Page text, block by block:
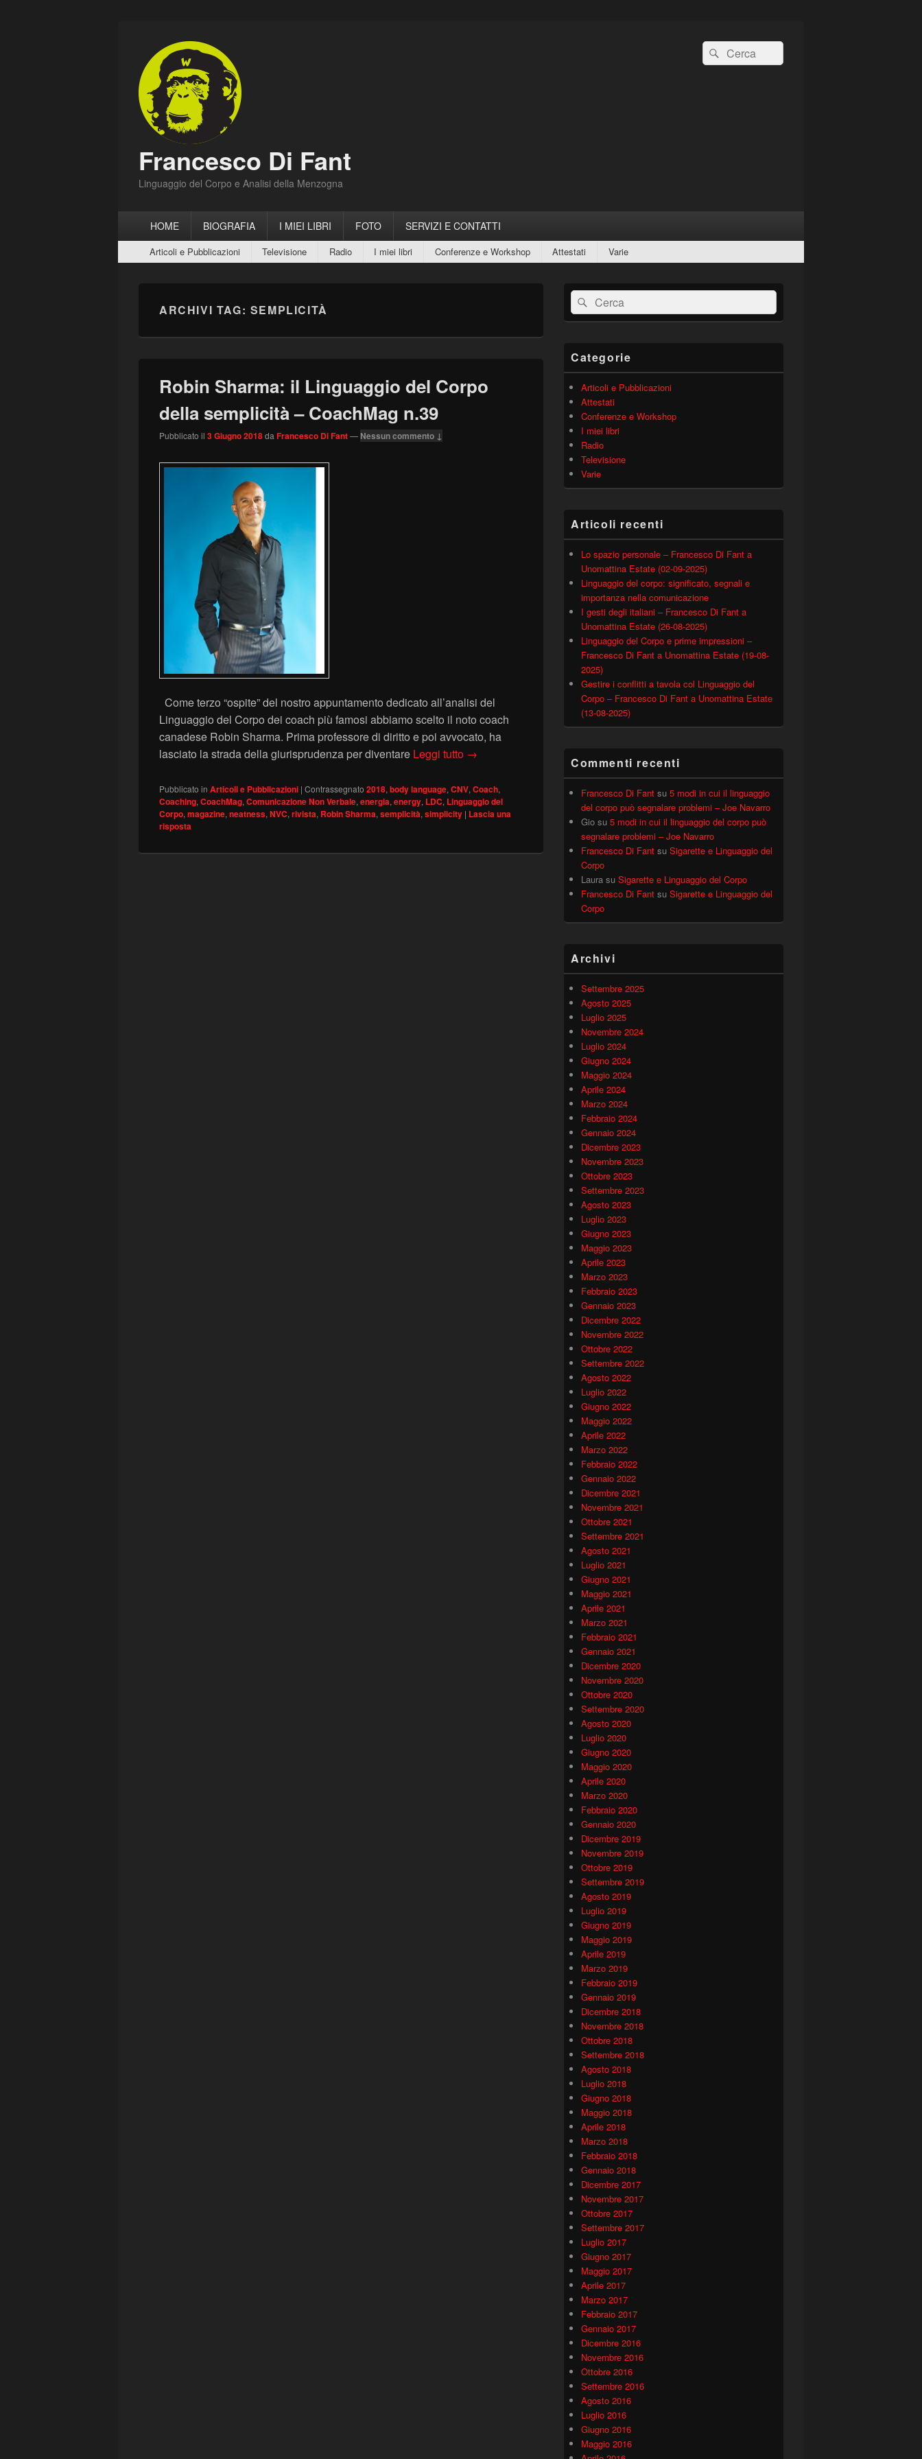
Francesco Di Fant
Linguaggio del Corpo e Analisi della Menzogna
Cerca:Cerca
principaleHOME BIOGRAFIA I MIEI LIBRI FOTO SERVIZI E CONTATTI
secondario
Articoli e Pubblicazioni Televisione Radio I miei libri Conferenze e Workshop Attestati Varie
ARCHIVI TAG: SEMPLICITÀ
Robin Sharma: il Linguaggio del Corpo
della semplicità – CoachMag n.39
Pubblicato il 3 Giugno 2018da Francesco Di Fant— Nessun commento ↓
Come terzo “ospite” del nostro appuntamento dedicato all’analisi del
Linguaggio del Corpo dei coach più famosi abbiamo scelto il noto coach
canadese Robin Sharma. Prima professore di diritto e poi avvocato, ha
lasciato la strada della giurisprudenza per diventare Leggi tutto Robin Sharma: il Linguaggio del Corpo della semplicità – CoachMag n.39
→
Pubblicato in Articoli e Pubblicazioni | Contrassegnato 2018, body language, CNV, Coach,
Coaching, CoachMag, Comunicazione Non Verbale, energia, energy, LDC, Linguaggio del
Corpo, magazine, neatness, NVC, rivista, Robin Sharma, semplicità, simplicity | Lascia una
risposta
Area
widget
barra
laterale
Cerca:Cerca
Categorie
Articoli e Pubblicazioni
Attestati
Conferenze e Workshop
I miei libri
Radio
Televisione
Varie
Articoli recenti
Lo spazio personale – Francesco Di Fant a
Unomattina Estate (02-09-2025)
Linguaggio del corpo: significato, segnali e
importanza nella comunicazione
I gesti degli italiani – Francesco Di Fant a
Unomattina Estate (26-08-2025)
Linguaggio del Corpo e prime impressioni –
Francesco Di Fant a Unomattina Estate (19-08-
2025)
Gestire i conflitti a tavola col Linguaggio del
Corpo – Francesco Di Fant a Unomattina Estate
(13-08-2025)
Commenti recenti
Francesco Di Fant su 5 modi in cui il linguaggio
del corpo può segnalare problemi – Joe Navarro
Gio su 5 modi in cui il linguaggio del corpo può
segnalare problemi – Joe Navarro
Francesco Di Fant su Sigarette e Linguaggio del
Corpo
Laura su Sigarette e Linguaggio del Corpo
Francesco Di Fant su Sigarette e Linguaggio del
Corpo
Archivi
Settembre 2025
Agosto 2025
Luglio 2025
Novembre 2024
Luglio 2024
Giugno 2024
Maggio 2024
Aprile 2024
Marzo 2024
Febbraio 2024
Gennaio 2024
Dicembre 2023
Novembre 2023
Ottobre 2023
Settembre 2023
Agosto 2023
Luglio 2023
Giugno 2023
Maggio 2023
Aprile 2023
Marzo 2023
Febbraio 2023
Gennaio 2023
Dicembre 2022
Novembre 2022
Ottobre 2022
Settembre 2022
Agosto 2022
Luglio 2022
Giugno 2022
Maggio 2022
Aprile 2022
Marzo 2022
Febbraio 2022
Gennaio 2022
Dicembre 2021
Novembre 2021
Ottobre 2021
Settembre 2021
Agosto 2021
Luglio 2021
Giugno 2021
Maggio 2021
Aprile 2021
Marzo 2021
Febbraio 2021
Gennaio 2021
Dicembre 2020
Novembre 2020
Ottobre 2020
Settembre 2020
Agosto 2020
Luglio 2020
Giugno 2020
Maggio 2020
Aprile 2020
Marzo 2020
Febbraio 2020
Gennaio 2020
Dicembre 2019
Novembre 2019
Ottobre 2019
Settembre 2019
Agosto 2019
Luglio 2019
Giugno 2019
Maggio 2019
Aprile 2019
Marzo 2019
Febbraio 2019
Gennaio 2019
Dicembre 2018
Novembre 2018
Ottobre 2018
Settembre 2018
Agosto 2018
Luglio 2018
Giugno 2018
Maggio 2018
Aprile 2018
Marzo 2018
Febbraio 2018
Gennaio 2018
Dicembre 2017
Novembre 2017
Ottobre 2017
Settembre 2017
Luglio 2017
Giugno 2017
Maggio 2017
Aprile 2017
Marzo 2017
Febbraio 2017
Gennaio 2017
Dicembre 2016
Novembre 2016
Ottobre 2016
Settembre 2016
Agosto 2016
Luglio 2016
Giugno 2016
Maggio 2016